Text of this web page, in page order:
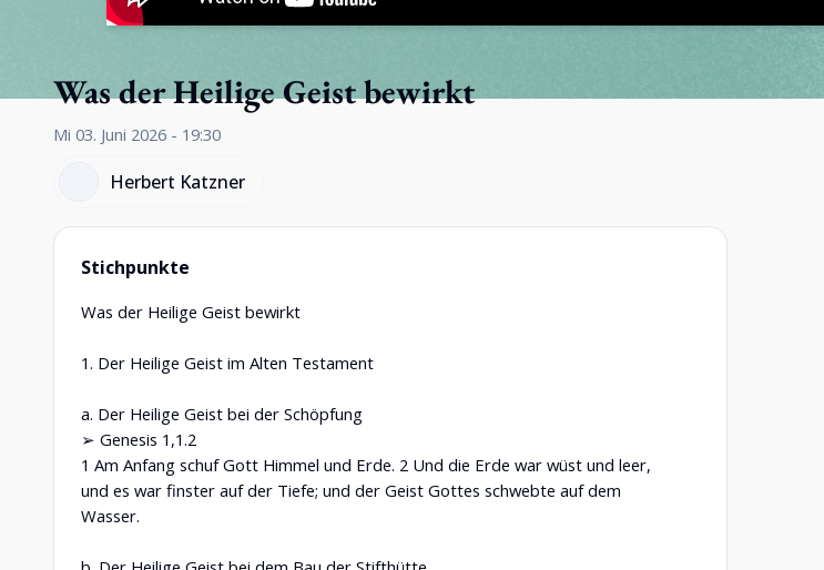
Was der Heilige Geist bewirkt
Mi 03. Juni 2026 - 19:30
Herbert Katzner
Stichpunkte
Was der Heilige Geist bewirkt
1. Der Heilige Geist im Alten Testament
a. Der Heilige Geist bei der Schöpfung
➢ Genesis 1,1.2
1 Am Anfang schuf Gott Himmel und Erde. 2 Und die Erde war wüst und leer,
und es war finster auf der Tiefe; und der Geist Gottes schwebte auf dem
Wasser.